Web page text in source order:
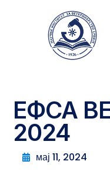
ЕФСА
2024
мај 11, 2024